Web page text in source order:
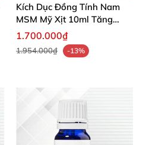
Kích Dục Đồng Tính Nam
MSM Mỹ Xịt 10ml Tăng
Ham Muốn Gay
1.700.000₫
1.954.000₫ -13%